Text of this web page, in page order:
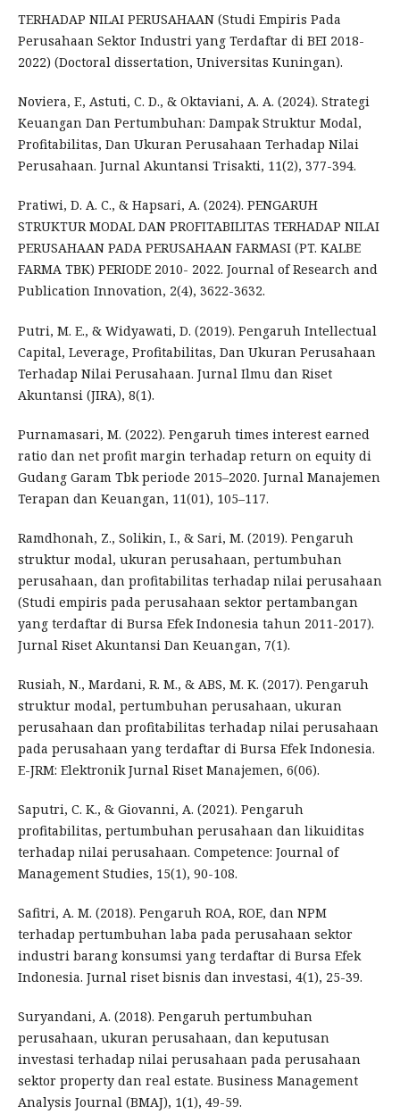
TERHADAP NILAI PERUSAHAAN (Studi Empiris Pada
Perusahaan Sektor Industri yang Terdaftar di BEI 2018-
2022) (Doctoral dissertation, Universitas Kuningan).
Noviera, F., Astuti, C. D., & Oktaviani, A. A. (2024). Strategi
Keuangan Dan Pertumbuhan: Dampak Struktur Modal,
Profitabilitas, Dan Ukuran Perusahaan Terhadap Nilai
Perusahaan. Jurnal Akuntansi Trisakti, 11(2), 377-394.
Pratiwi, D. A. C., & Hapsari, A. (2024). PENGARUH
STRUKTUR MODAL DAN PROFITABILITAS TERHADAP NILAI
PERUSAHAAN PADA PERUSAHAAN FARMASI (PT. KALBE
FARMA TBK) PERIODE 2010- 2022. Journal of Research and
Publication Innovation, 2(4), 3622-3632.
Putri, M. E., & Widyawati, D. (2019). Pengaruh Intellectual
Capital, Leverage, Profitabilitas, Dan Ukuran Perusahaan
Terhadap Nilai Perusahaan. Jurnal Ilmu dan Riset
Akuntansi (JIRA), 8(1).
Purnamasari, M. (2022). Pengaruh times interest earned
ratio dan net profit margin terhadap return on equity di
Gudang Garam Tbk periode 2015–2020. Jurnal Manajemen
Terapan dan Keuangan, 11(01), 105–117.
Ramdhonah, Z., Solikin, I., & Sari, M. (2019). Pengaruh
struktur modal, ukuran perusahaan, pertumbuhan
perusahaan, dan profitabilitas terhadap nilai perusahaan
(Studi empiris pada perusahaan sektor pertambangan
yang terdaftar di Bursa Efek Indonesia tahun 2011-2017).
Jurnal Riset Akuntansi Dan Keuangan, 7(1).
Rusiah, N., Mardani, R. M., & ABS, M. K. (2017). Pengaruh
struktur modal, pertumbuhan perusahaan, ukuran
perusahaan dan profitabilitas terhadap nilai perusahaan
pada perusahaan yang terdaftar di Bursa Efek Indonesia.
E-JRM: Elektronik Jurnal Riset Manajemen, 6(06).
Saputri, C. K., & Giovanni, A. (2021). Pengaruh
profitabilitas, pertumbuhan perusahaan dan likuiditas
terhadap nilai perusahaan. Competence: Journal of
Management Studies, 15(1), 90-108.
Safitri, A. M. (2018). Pengaruh ROA, ROE, dan NPM
terhadap pertumbuhan laba pada perusahaan sektor
industri barang konsumsi yang terdaftar di Bursa Efek
Indonesia. Jurnal riset bisnis dan investasi, 4(1), 25-39.
Suryandani, A. (2018). Pengaruh pertumbuhan
perusahaan, ukuran perusahaan, dan keputusan
investasi terhadap nilai perusahaan pada perusahaan
sektor property dan real estate. Business Management
Analysis Journal (BMAJ), 1(1), 49-59.